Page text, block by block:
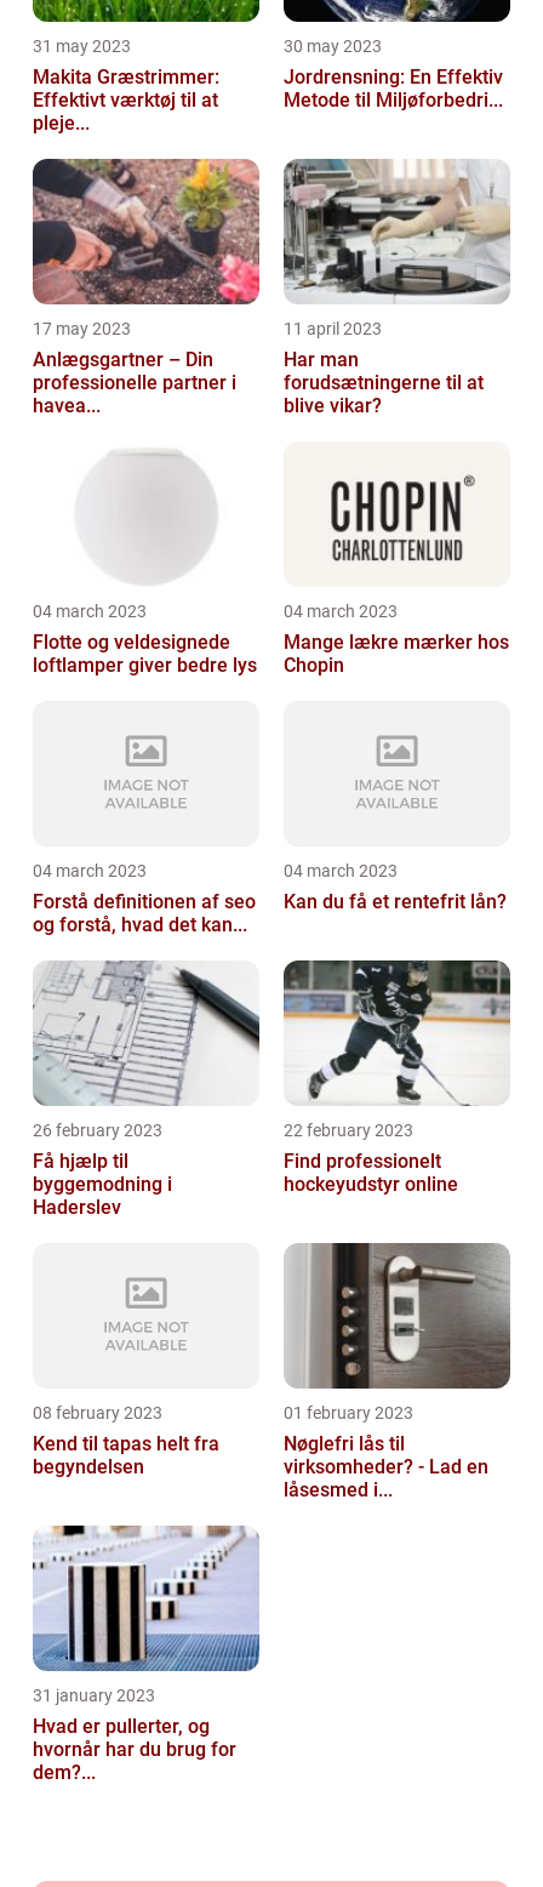
31 may 2023
Makita Græstrimmer:
Effektivt værktøj til at
pleje...
30 may 2023
Jordrensning: En Effektiv
Metode til Miljøforbedri...
17 may 2023
Anlægsgartner – Din
professionelle partner i
havea...
11 april 2023
Har man
forudsætningerne til at
blive vikar?
04 march 2023
Flotte og veldesignede
loftlamper giver bedre lys
04 march 2023
Mange lækre mærker hos
Chopin
04 march 2023
Forstå definitionen af seo
og forstå, hvad det kan...
04 march 2023
Kan du få et rentefrit lån?
26 february 2023
Få hjælp til
byggemodning i
Haderslev
22 february 2023
Find professionelt
hockeyudstyr online
08 february 2023
Kend til tapas helt fra
begyndelsen
01 february 2023
Nøglefri lås til
virksomheder? - Lad en
låsesmed i...
31 january 2023
Hvad er pullerter, og
hvornår har du brug for
dem?...